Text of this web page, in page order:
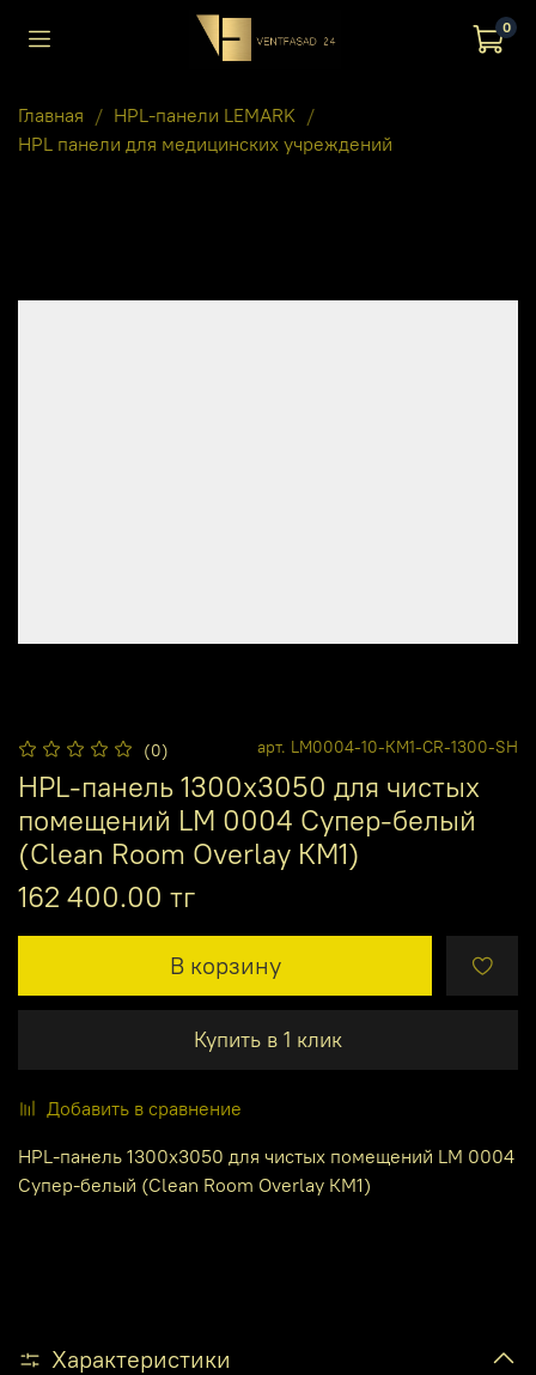
0
Главная
HPL-панели LEMARK
HPL панели для медицинских учреждений
(0) арт. LM0004-10-КМ1-CR-1300-SH
HPL-панель 1300х3050 для чистых
помещений LM 0004 Супер-белый
(Clean Room Overlay КМ1)
162 400.00 тг
В корзину
Купить в 1 клик
Добавить в сравнение
HPL-панель 1300х3050 для чистых помещений LM 0004
Супер-белый (Clean Room Overlay КМ1)
Характеристики